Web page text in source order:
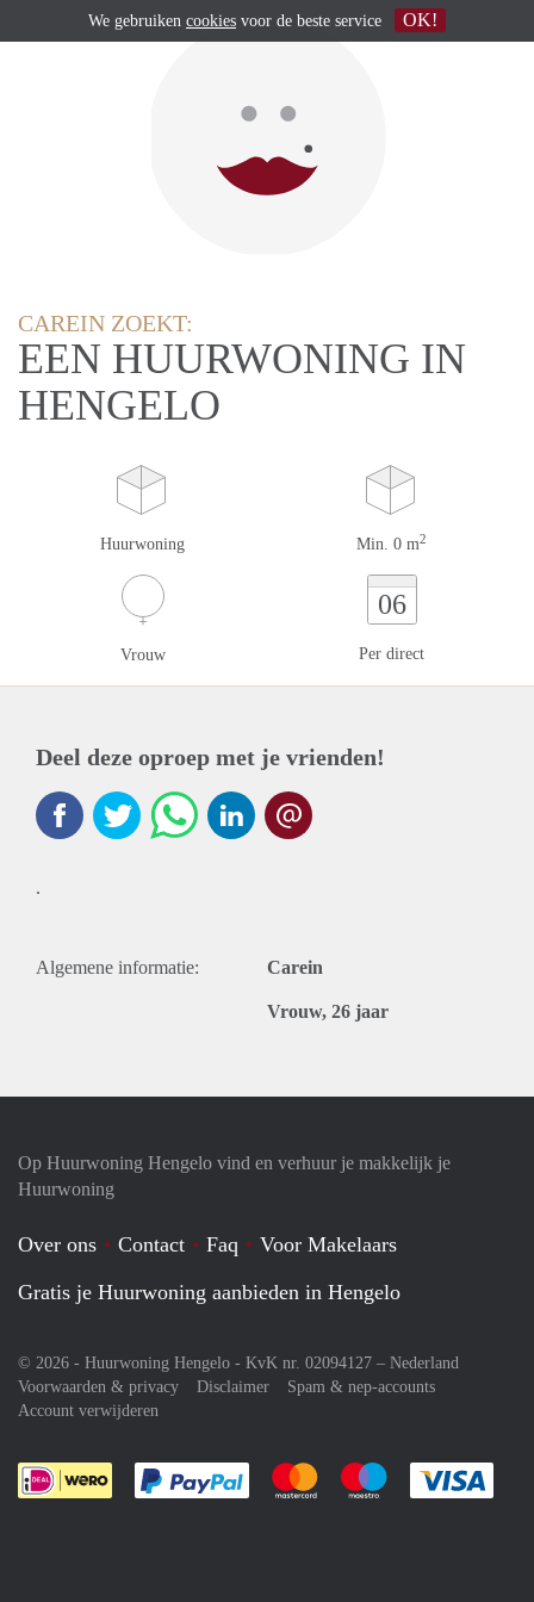
CAREIN ZOEKT:
EEN HUURWONING IN
HENGELO
Huurwoning Min. 0 m2
Vrouw
06
Per direct
Deel deze oproep met je vrienden!
.
Algemene informatie: Carein
Vrouw, 26 jaar
Op Huurwoning Hengelo vind en verhuur je makkelijk je
Huurwoning
Over ons Contact Faq
Voor Makelaars
Gratis je Huurwoning aanbieden in Hengelo
© 2026 - Huurwoning Hengelo - KvK nr. 02094127 – Nederland
Voorwaarden & privacy
Disclaimer
Spam & nep-accounts
Account verwijderen
Je rekent gemakkelijk af met Paypal
Je rekent gemakkelijk af met
Je rekent
We gebruiken cookies voor de beste service OK!